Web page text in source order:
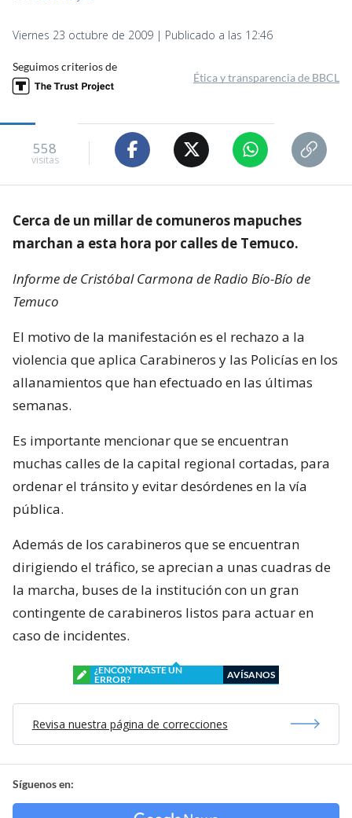
Viernes 23 octubre de 2009 | Publicado a las 12:46
Seguimos criterios de
Ética y transparencia de BBCL
558
visitas
Cerca de un millar de comuneros mapuches
marchan a esta hora por calles de Temuco.
Informe de Cristóbal Carmona de Radio Bío-Bío de
Temuco
El motivo de la manifestación es el rechazo a la
violencia que aplica Carabineros y las Policías en los
allanamientos que han efectuado en las últimas
semanas.
Es importante mencionar que se encuentran
muchas calles de la capital regional cortadas, para
ordenar el tránsito y evitar desórdenes en la vía
pública.
Además de los carabineros que se encuentran
dirigiendo el tráfico, se aprecian a unas cuadras de
la marcha, buses de la institución con un gran
contingente de carabineros listos para actuar en
caso de incidentes.
¿ENCONTRASTE UN
ERROR?
AVÍSANOS
Revisa nuestra página de correcciones
Síguenos en: